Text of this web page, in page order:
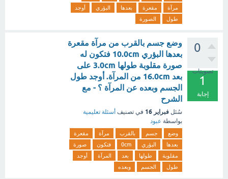
مرآة
مقعرة بعدها البؤري
أوجد
طول
الصورة
0
تصويتات
1
إجابة
وضع جسم بالقرب من مرآة مقعرة
بعدها البؤري 10.0cm فتكون له
صورة مقلوبة طولها 3.0cm على
بعد 16.0cm من المرآة. أوجد طول
الجسم وبعده عن المرآة ؟ - مع
الشرح
سُئل فبراير 16 في تصنيف أسئلة تعليمية
بواسطة عبود
وضع جسم بالقرب مرآة
مقعرة
بعدها
البؤري 0cm فتكون
صورة
مقلوبة
طولها بعد المرآة
أوجد
طول
الجسم وبعده